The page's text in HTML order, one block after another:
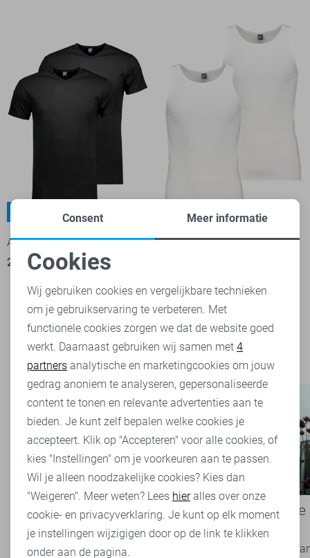
Alan Red T-shirt
29,95
Multipack
Alan Red T-shirt
Filter 2
Basics: de onmisbare basis van
iedere garderobe
Basics zijn tijdloze kledingstukken die een
Een
Rijssen
Ben jij die
Noodzakelijke cookies
Personalisatie cookies
Analytische cookies
Marketing cookies
Consent Meer informatie
Cookies
Wij gebruiken cookies en vergelijkbare technieken
om je gebruikservaring te verbeteren. Met
functionele cookies zorgen we dat de website goed
werkt. Daarnaast gebruiken wij samen met 4
partners analytische en marketingcookies om jouw
gedrag anoniem te analyseren, gepersonaliseerde
content te tonen en relevante advertenties aan te
bieden. Je kunt zelf bepalen welke cookies je
accepteert. Klik op "Accepteren" voor alle cookies, of
kies "Instellingen" om je voorkeuren aan te passen.
Wil je alleen noodzakelijke cookies? Kies dan
"Weigeren". Meer weten? Lees hieralles over onze
cookie- en privacyverklaring. Je kunt op elk moment
je instellingen wijzigigen door op de link te klikken
onder aan de pagina.